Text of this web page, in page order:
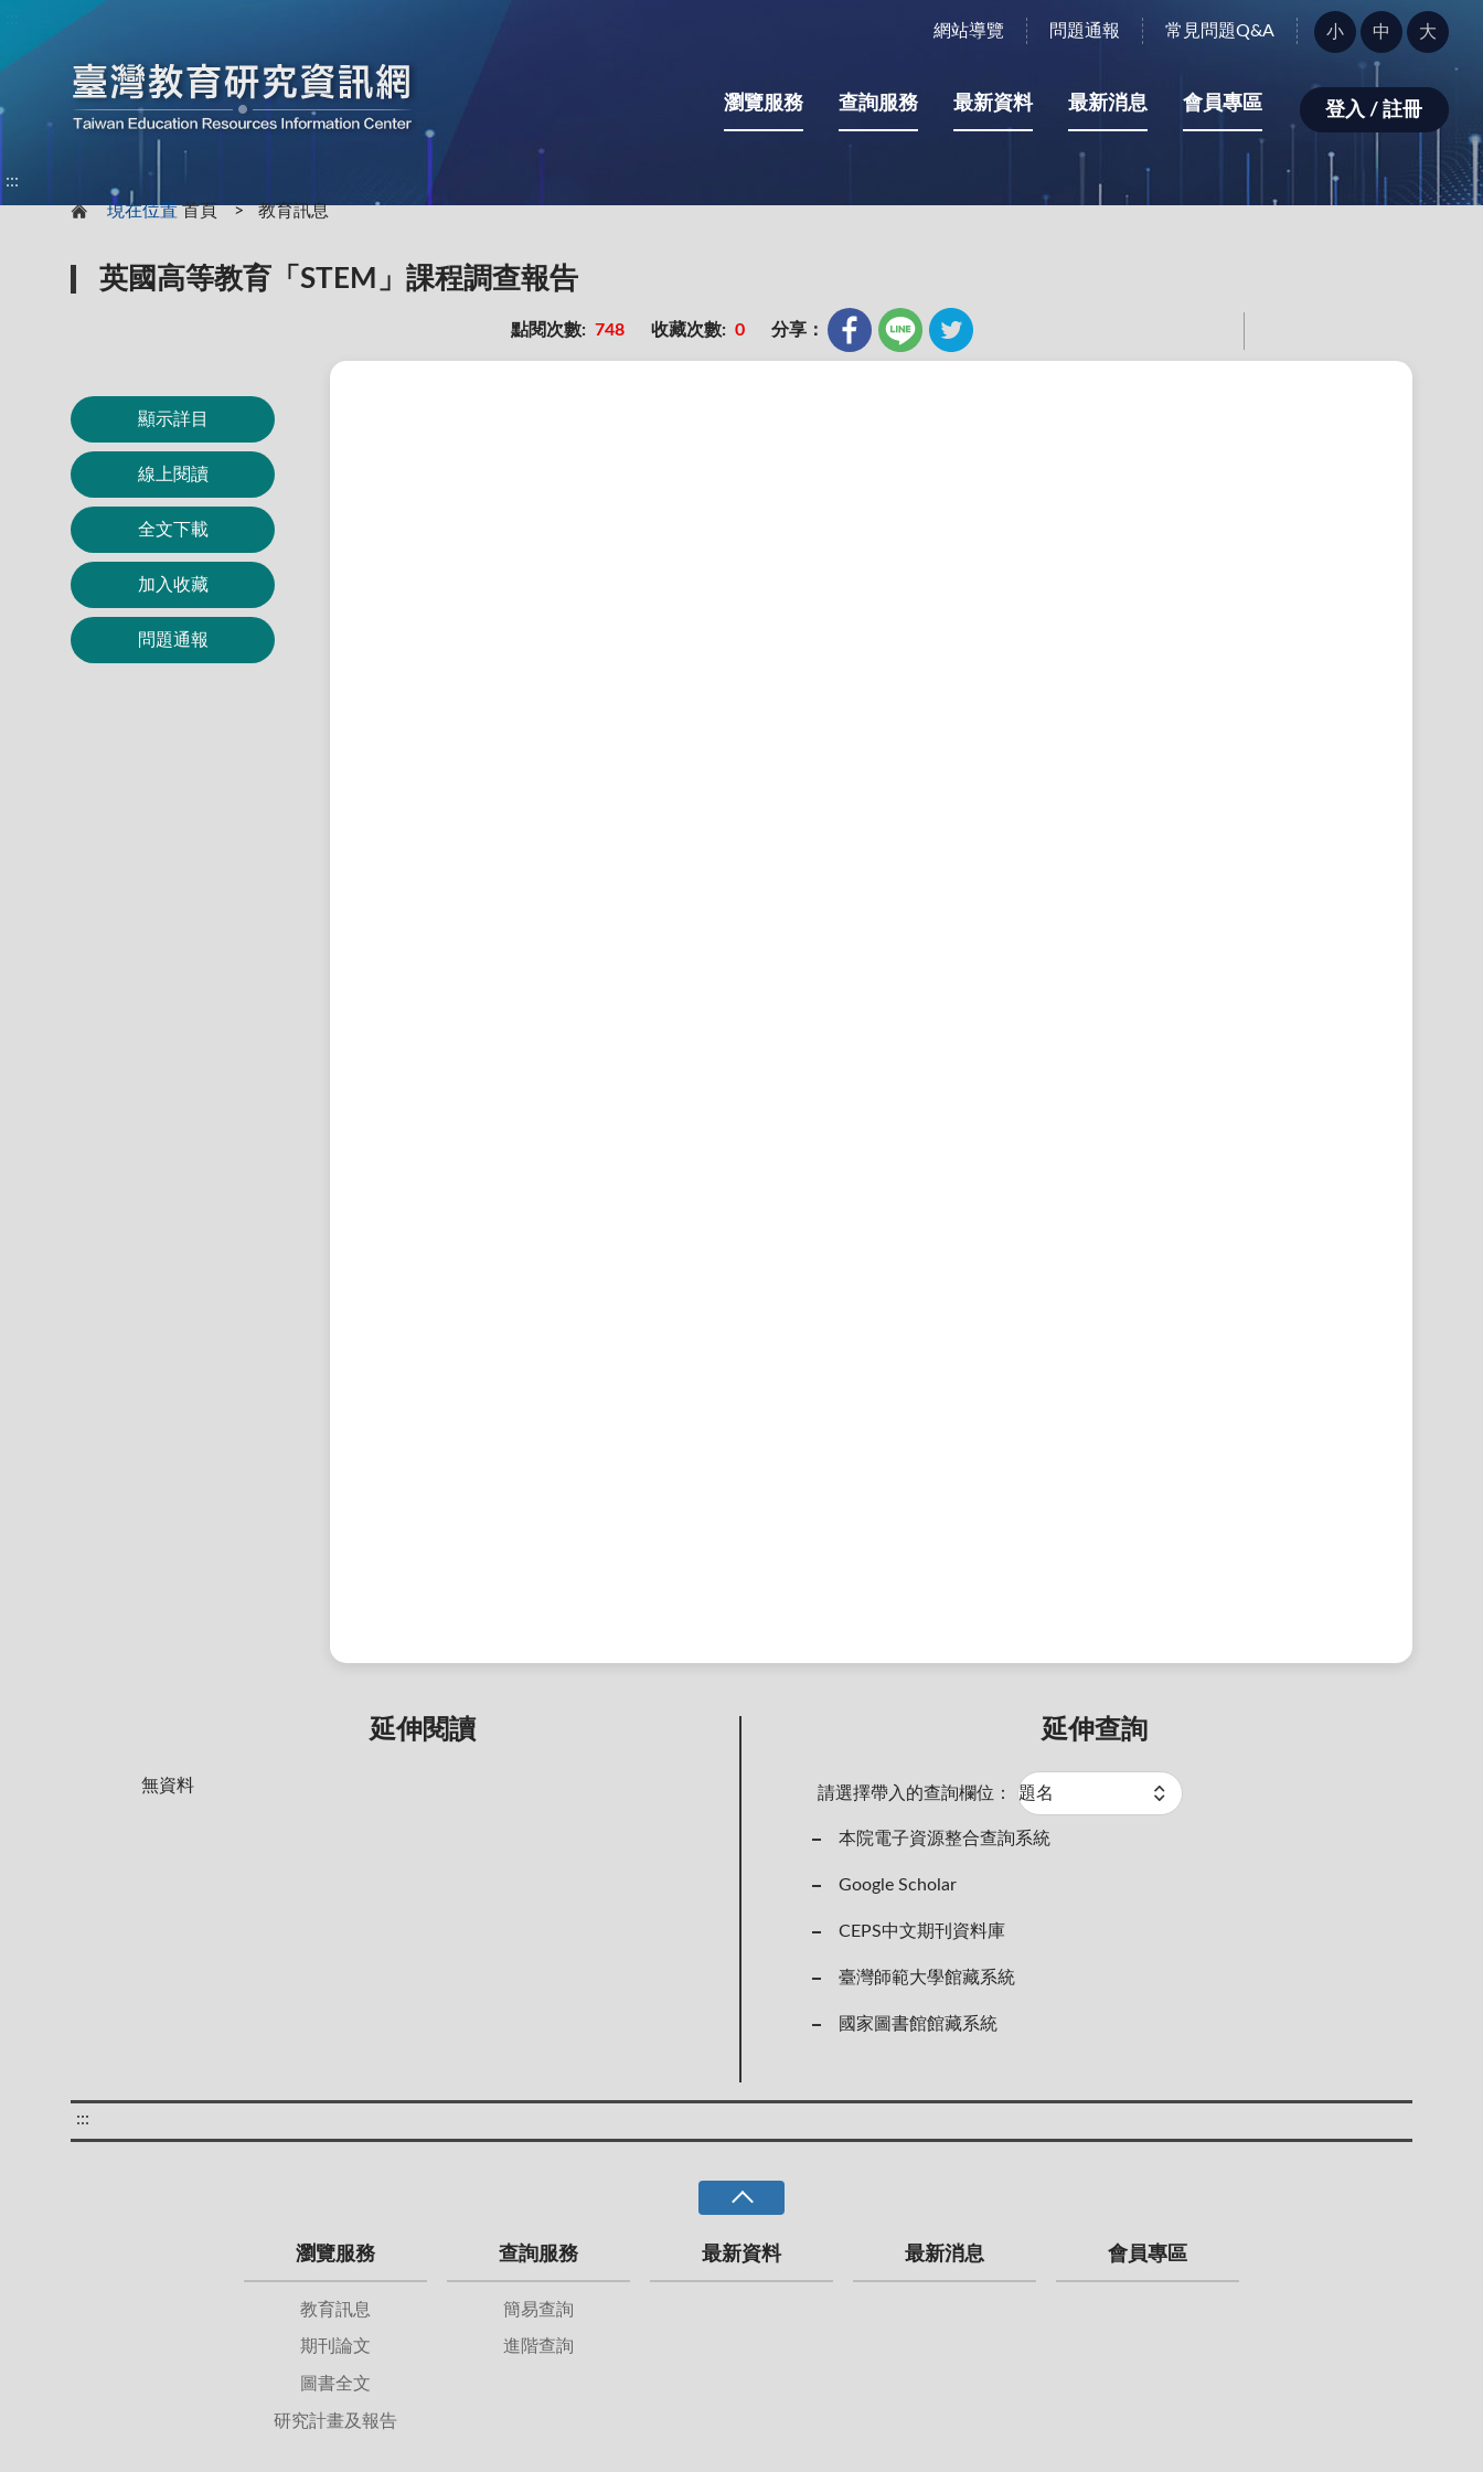
網站導覽 問題通報 常見問題Q&A
字
型
小：
小 中 大
瀏覽服務 查詢服務 最新資料 最新消息 會員專區 登入 / 註冊
:::
現在位置 首頁 教育訊息
英國高等教育「STEM」課程調查報告
點閱次數: 748 收藏次數: 0 分享：
顯示詳目
線上閱讀
全文下載
加入收藏
問題通報
延伸閱讀
無資料
延伸查詢
請選擇帶入的查詢欄位：
本院電子資源整合查詢系統
Google Scholar
CEPS中文期刊資料庫
臺灣師範大學館藏系統
國家圖書館館藏系統
:::
瀏覽服務
教育訊息
期刊論文
圖書全文
研究計畫及報告
查詢服務
簡易查詢
進階查詢
最新資料 最新消息 會員專區